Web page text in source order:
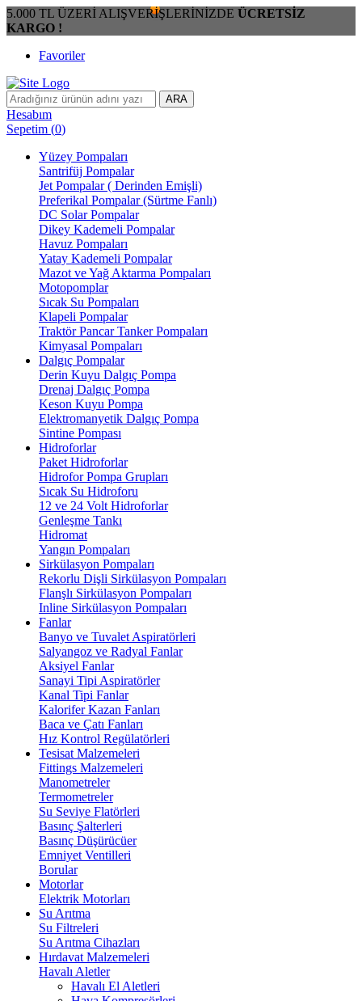
5.000 TL ÜZERİ ALIŞVERİŞLERİNİZDE ÜCRETSİZ
KARGO !
Favoriler
ARA
Hesabım
Sepetim (0)
Yüzey Pompaları
Santrifüj Pompalar
Jet Pompalar ( Derinden Emişli)
Preferikal Pompalar (Sürtme Fanlı)
DC Solar Pompalar
Dikey Kademeli Pompalar
Havuz Pompaları
Yatay Kademeli Pompalar
Mazot ve Yağ Aktarma Pompaları
Motopomplar
Sıcak Su Pompaları
Klapeli Pompalar
Traktör Pancar Tanker Pompaları
Kimyasal Pompaları
Dalgıç Pompalar
Derin Kuyu Dalgıç Pompa
Drenaj Dalgıç Pompa
Keson Kuyu Pompa
Elektromanyetik Dalgıç Pompa
Sintine Pompası
Hidroforlar
Paket Hidroforlar
Hidrofor Pompa Grupları
Sıcak Su Hidroforu
12 ve 24 Volt Hidroforlar
Genleşme Tankı
Hidromat
Yangın Pompaları
Sirkülasyon Pompaları
Rekorlu Dişli Sirkülasyon Pompaları
Flanşlı Sirkülasyon Pompaları
Inline Sirkülasyon Pompaları
Fanlar
Banyo ve Tuvalet Aspiratörleri
Salyangoz ve Radyal Fanlar
Aksiyel Fanlar
Sanayi Tipi Aspiratörler
Kanal Tipi Fanlar
Kalorifer Kazan Fanları
Baca ve Çatı Fanları
Hız Kontrol Regülatörleri
Tesisat Malzemeleri
Fittings Malzemeleri
Manometreler
Termometreler
Su Seviye Flatörleri
Basınç Şalterleri
Basınç Düşürücüer
Emniyet Ventilleri
Borular
Motorlar
Elektrik Motorları
Su Arıtma
Su Filtreleri
Su Arıtma Cihazları
Hırdavat Malzemeleri
Havalı Aletler
Havalı El Aletleri